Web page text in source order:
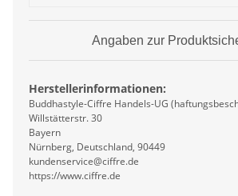
Angaben zur
Herstellerinformationen:
Buddhastyle-Ciffre Handels-UG
Willstätterstr. 30
Bayern
Nürnberg, Deutschland, 90449
kundenservice@ciffre.de
https://www.ciffre.de